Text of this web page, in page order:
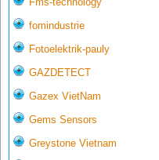
fomindustrie
Fotoelektrik-pauly
GAZDETECT
Gazex VietNam
Gems Sensors
Greystone Vietnam